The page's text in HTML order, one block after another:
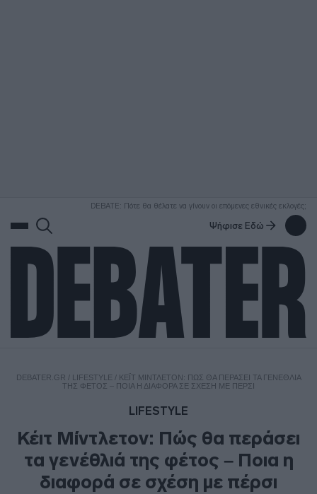
DEBATE: Πότε θα θέλατε να γίνουν οι επόμενες εθνικές εκλογές;
Ψήφισε Εδώ
DEBATER.GR / LIFESTYLE / ΚΈΙΤ ΜΊΝΤΛΕΤΟΝ: ΠΏΣ ΘΑ ΠΕΡΆΣΕΙ ΤΑ ΓΕΝΈΘΛΙΆ
ΤΗΣ ΦΈΤΟΣ – ΠΟΙΑ Η ΔΙΑΦΟΡΆ ΣΕ ΣΧΈΣΗ ΜΕ ΠΈΡΣΙ
LIFESTYLE
Κέιτ Μίντλετον: Πώς θα περάσει
τα γενέθλιά της φέτος – Ποια η
διαφορά σε σχέση με πέρσι